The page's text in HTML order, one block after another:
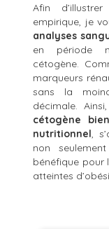
Afin
empirique, je
analyses
en période
cétogène.
marqueurs
sans la
décimale.
cétogène
nutritionnel,
non
bénéfique pour
atteintes